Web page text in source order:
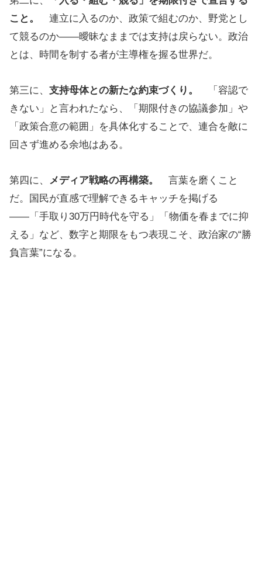
こと。
連立に入るのか、政策で組むのか、野党とし
て競るのか――曖昧なままでは支持は戻らない。政治
とは、時間を制する者が主導権を握る世界だ。
第三に、 支持母体との新たな約束づくり。
「容認で
きない」と言われたなら、「期限付きの協議参加」や
「政策合意の範囲」を具体化することで、連合を敵に
回さず進める余地はある。
第四に、 メディア戦略の再構築。
言葉を磨くこと
だ。国民が直感で理解できるキャッチを掲げる
――「手取り30万円時代を守る」「物価を春までに抑
える」など、数字と期限をもつ表現こそ、政治家の“勝
負言葉”になる。